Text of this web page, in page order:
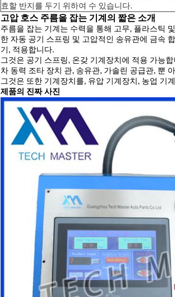
효할 반지를 두기 위하여 수 있습니다.
고압 호스 주름을 잡는 기계의 짧은 소개
주름을 잡는 기계는 수력을 통해 고무, 플라스틱
한 자동 공기 스프링 및 고압적인 송유관에 금속
기, 적용합니다.
그것은 공기 스프링, 온갖 기계장치에 적용 가능
차 동력 조타 장치 관, 송유관, 가솔린 공급관, 뿐
그것은 또한 기계장치를, 유압 기계장치, 농업 기
제품의 진짜 사진